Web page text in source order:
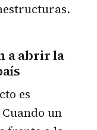
a abrir la
es
un